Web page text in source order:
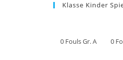
Klasse Kinder
0 Fouls Gr. A 0